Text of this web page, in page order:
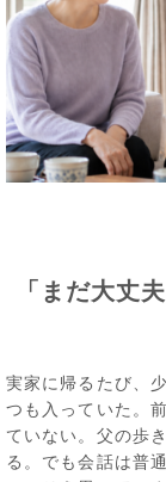
「まだ大丈
実家に帰るたび、
つも入っていた。
ていない。父の歩
る。でも会話は普